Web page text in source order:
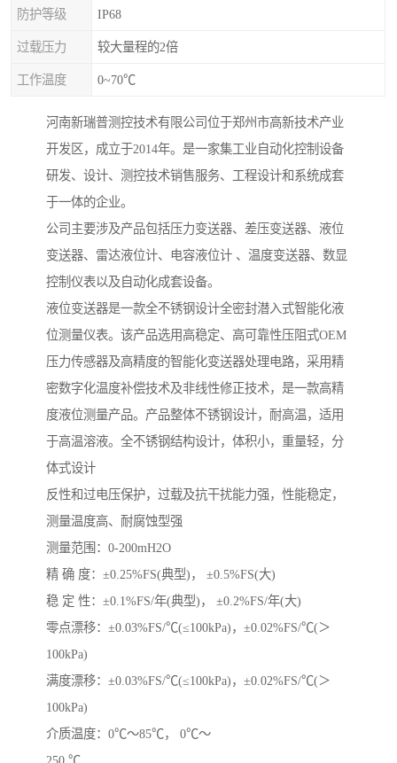
防护等级 IP68
过载压力 较大量程的2倍
工作温度 0~70℃
河南新瑞普测控技术有限公司位于郑州市高新技术产业
开发区，成立于2014年。是一家集工业自动化控制设备
研发、设计、测控技术销售服务、工程设计和系统成套
于一体的企业。
公司主要涉及产品包括压力变送器、差压变送器、液位
变送器、雷达液位计、电容液位计 、温度变送器、数显
控制仪表以及自动化成套设备。
液位变送器是一款全不锈钢设计全密封潜入式智能化液
位测量仪表。该产品选用高稳定、高可靠性压阻式OEM
压力传感器及高精度的智能化变送器处理电路，采用精
密数字化温度补偿技术及非线性修正技术，是一款高精
度液位测量产品。产品整体不锈钢设计，耐高温，适用
于高温溶液。全不锈钢结构设计，体积小，重量轻，分
体式设计
反性和过电压保护，过载及抗干扰能力强，性能稳定，
测量温度高、耐腐蚀型强
测量范围：0-200mH2O
精 确 度：±0.25%FS(典型)， ±0.5%FS(大)
稳 定 性：±0.1%FS/年(典型)， ±0.2%FS/年(大)
零点漂移：±0.03%FS/℃(≤100kPa)，±0.02%FS/℃(＞
100kPa)
满度漂移：±0.03%FS/℃(≤100kPa)，±0.02%FS/℃(＞
100kPa)
介质温度：0℃～85℃， 0℃～